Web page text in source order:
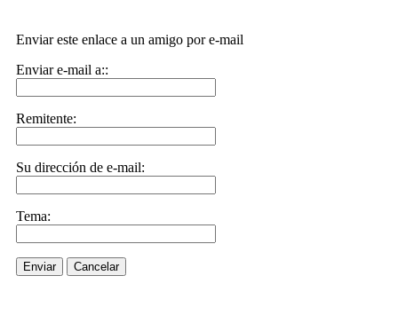
Enviar este enlace a un amigo por e-mail
Enviar e-mail a::
Remitente:
Su dirección de e-mail:
Tema:
Enviar Cancelar